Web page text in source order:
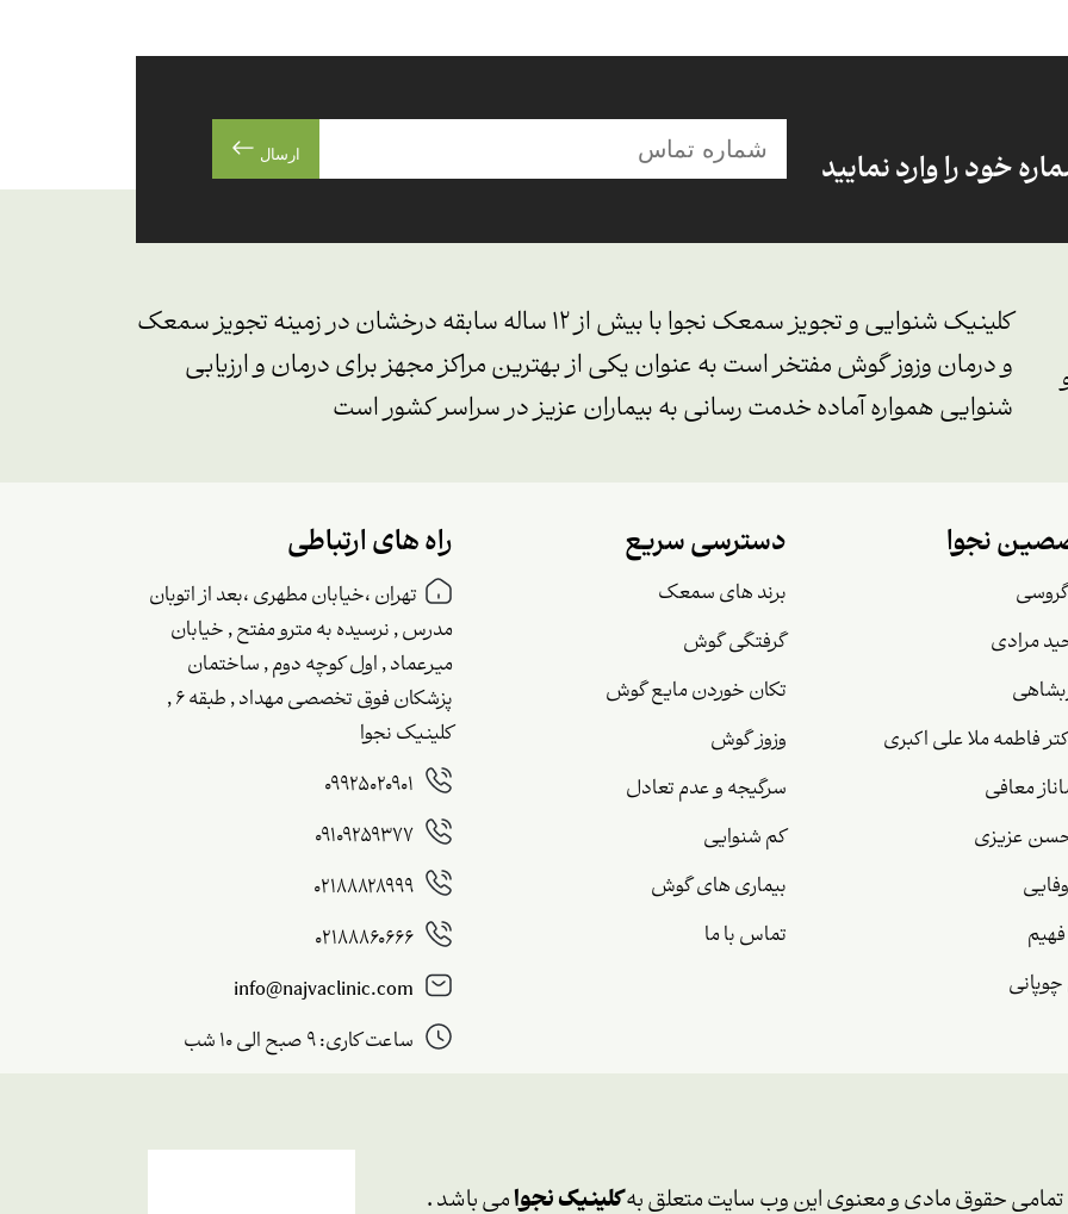
خود را وارد نمایید ارسال
کلینیک شنوایی و تجویز سمعک نجوا با بیش از ۱۲ ساله سابقه درخشان در زمینه تجویز سمعک
و درمان وزوز گوش مفتخر است به عنوان یکی از بهترین مراکز مجهز برای درمان و ارزیابی
شنوایی همواره آماده خدمت رسانی به بیماران عزیز در سراسر کشور است
نجوا
مرادی
فاطمه ملا علی اکبری
معافی
عزیزی
دسترسی سریع
برند های سمعک
گرفتگی گوش
تکان خوردن مایع گوش
وزوز گوش
سرگیجه و عدم تعادل
کم شنوایی
بیماری های گوش
تماس با ما
راه های ارتباطی
تهران ،خیابان مطهری ،بعد از اتوبان
مدرس , نرسیده به مترو مفتح , خیابان
میرعماد , اول کوچه دوم , ساختمان
پزشکان فوق تخصصی مهداد , طبقه ۶ ,
کلینیک نجوا
ساعت کاری: 9 صبح الی 10 شب
تمامی حقوق مادی و معنوی این وب سایت متعلق بهکلینیک نجوامی باشد .